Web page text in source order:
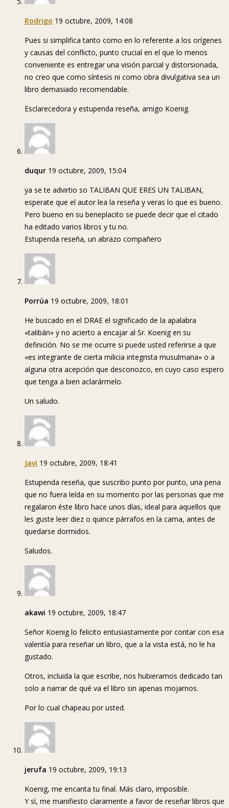
Rodrigo 19 octubre, 2009, 14:08
Pues si simplifica tanto como en lo referente a los orígenes
y causas del conflicto, punto crucial en el que lo menos
conveniente es entregar una visión parcial y distorsionada,
no creo que como síntesis ni como obra divulgativa sea un
libro demasiado recomendable.
Esclarecedora y estupenda reseña, amigo Koenig.
duqur 19 octubre, 2009, 15:04
ya se te advirtio so TALIBAN QUE ERES UN TALIBAN,
esperate que el autor lea la reseña y veras lo que es bueno.
Pero bueno en su beneplacito se puede decir que el citado
ha editado varios libros y tu no.
Estupenda reseña, un abrazo compañero
Porrúa 19 octubre, 2009, 18:01
He buscado en el DRAE el significado de la apalabra
«talibán» y no acierto a encajar al Sr. Koenig en su
definición. No se me ocurre si puede usted referirse a que
«es integrante de cierta milicia integrista musulmana» o a
alguna otra acepción que desconozco, en cuyo caso espero
que tenga a bien aclarármelo.
Un saludo.
Javi 19 octubre, 2009, 18:41
Estupenda reseña, que suscribo punto por punto, una pena
que no fuera leída en su momento por las personas que me
regalaron éste libro hace unos días, ideal para aquellos que
les guste leer diez o quince párrafos en la cama, antes de
quedarse dormidos.
Saludos.
akawi 19 octubre, 2009, 18:47
Señor Koenig lo felicito entusiastamente por contar con esa
valentía para reseñar un libro, que a la vista está, no le ha
gustado.
Otros, incluida la que escribe, nos hubieramos dedicado tan
solo a narrar de qué va el libro sin apenas mojarnos.
Por lo cual chapeau por usted.
jerufa 19 octubre, 2009, 19:13
Koenig, me encanta tu final. Más claro, imposible.
Y sí, me manifiesto claramente a favor de reseñar libros que